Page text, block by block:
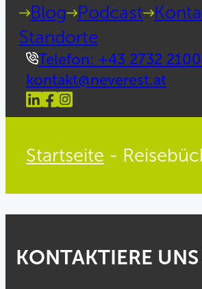
Blog Podcast
Standorte
Telefon: +43 2732
kontakt@neverest.at
Startseite -
KONTAKTIERE